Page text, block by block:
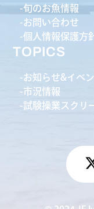
旬のお魚情報
お問い合わせ
個人情報保護方
TOPICS
お知らせ&イベ
市況情報
試験操業スクリ